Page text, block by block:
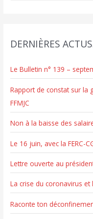
r
h
e
r
:
DERNIÈRES
Le Bulletin n° 139 –
Rapport de constat sur la
FFMJC
Non à la baisse des
Le 16 juin, avec la FERC-
Lettre ouverte au
La crise du coronavirus
Raconte ton